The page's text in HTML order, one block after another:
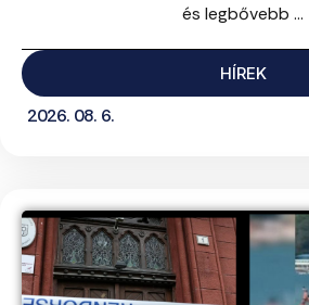
és legbővebb ...
HÍREK
2026. 08. 6.